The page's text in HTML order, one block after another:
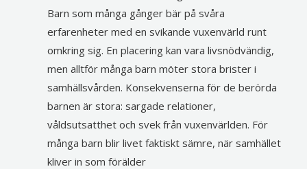
Barn som många gånger bär på svåra
erfarenheter med en svikande vuxenvärld runt
omkring sig. En placering kan vara livsnödvändig,
men alltför många barn möter stora brister i
samhällsvården. Konsekvenserna för de berörda
barnen är stora: sargade relationer,
våldsutsatthet och svek från vuxenvärlden. För
många barn blir livet faktiskt sämre, när samhället
kliver in som förälder